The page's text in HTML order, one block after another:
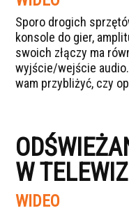
Sporo drogich
konsole do gier,
swoich złączy ma
wyjście/wejście
wam przybliżyć, czy
W
WIDEO